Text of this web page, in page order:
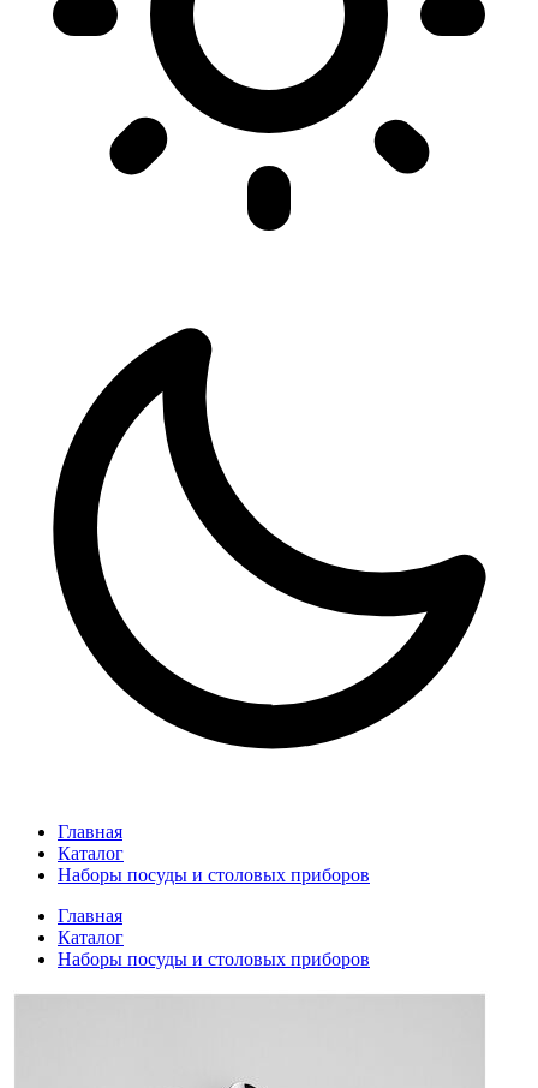
Главная
Каталог
Наборы посуды и столовых приборов
Главная
Каталог
Наборы посуды и столовых приборов